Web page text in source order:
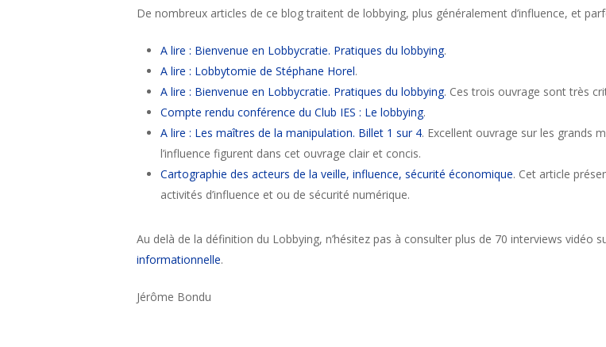
De nombreux articles de ce blog traitent de lobbying, plus généralement d’influence, et
A lire : Bienvenue en Lobbycratie. Pratiques du lobbying.
A lire : Lobbytomie de Stéphane Horel.
A lire : Bienvenue en Lobbycratie. Pratiques du lobbying. Ces trois ouvrage sont très
Compte rendu conférence du Club IES : Le lobbying.
A lire : Les maîtres de la manipulation. Billet 1 sur 4. Excellent ouvrage sur les grands
l’influence figurent dans cet ouvrage clair et concis.
Cartographie des acteurs de la veille, influence, sécurité économique. Cet article
activités d’influence et ou de sécurité numérique.
Au delà de la définition du Lobbying, n’hésitez pas à consulter plus de 70 interviews vidéo
informationnelle.
Jérôme Bondu